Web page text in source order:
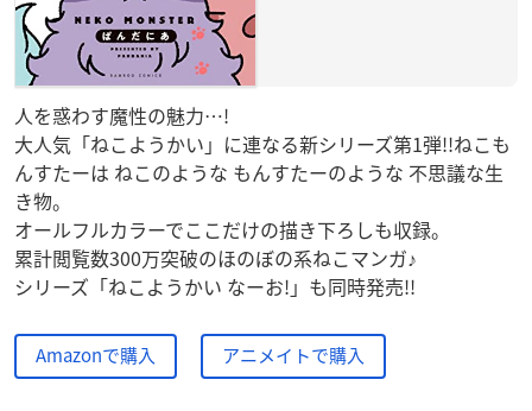
人を惑わす魔性の魅力…!
大人気「ねこようかい」に連なる新シリーズ第1弾!!ねこも
んすたーは ねこのような もんすたーのような 不思議な生
き物。
オールフルカラーでここだけの描き下ろしも収録。
累計閲覧数300万突破のほのぼの系ねこマンガ♪
シリーズ「ねこようかい なーお!」も同時発売!!
Amazonで購入 アニメイトで購入